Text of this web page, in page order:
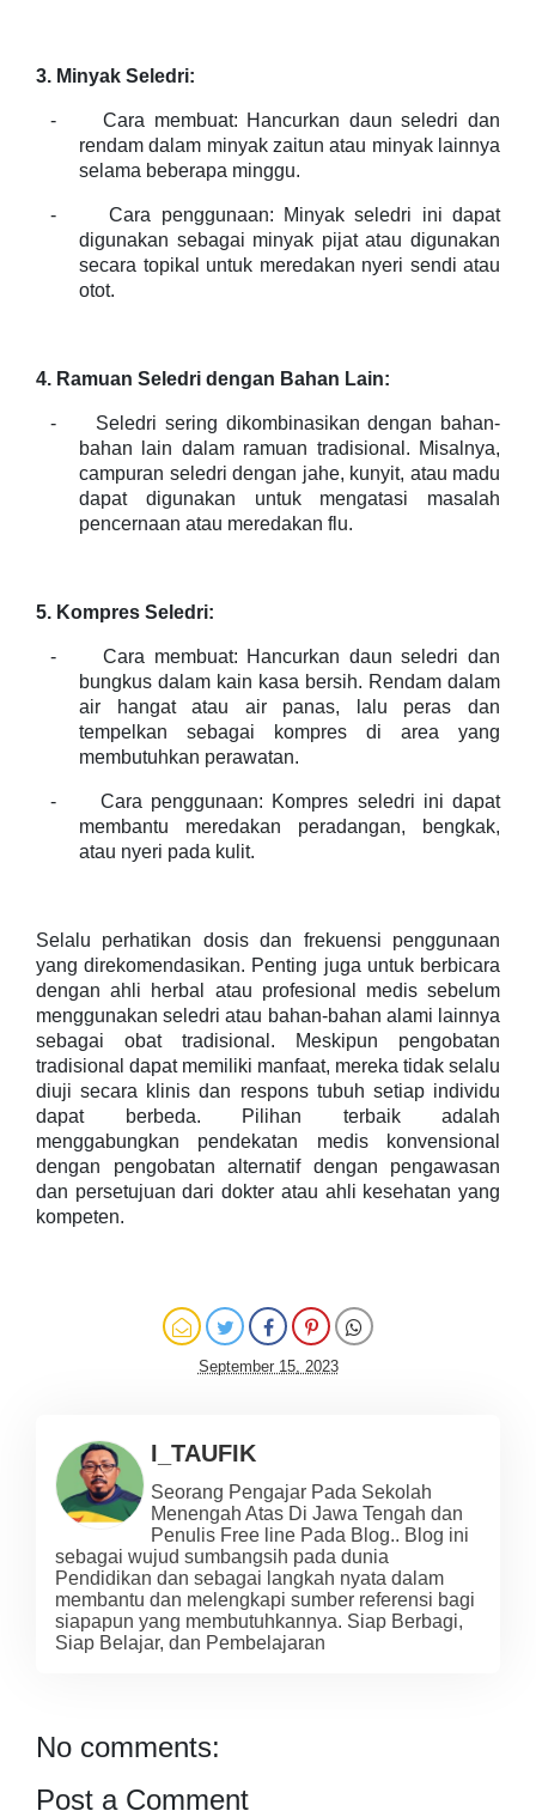
3. Minyak Seledri:
-
Cara membuat: Hancurkan daun seledri dan
rendam dalam minyak zaitun atau minyak lainnya
selama beberapa minggu.
-
Cara penggunaan: Minyak seledri ini dapat
digunakan sebagai minyak pijat atau digunakan
secara topikal untuk meredakan nyeri sendi atau
otot.
4. Ramuan Seledri dengan Bahan Lain:
-
Seledri sering dikombinasikan dengan bahan-
bahan lain dalam ramuan tradisional. Misalnya,
campuran seledri dengan jahe, kunyit, atau madu
dapat digunakan untuk mengatasi masalah
pencernaan atau meredakan flu.
5. Kompres Seledri:
-
Cara membuat: Hancurkan daun seledri dan
bungkus dalam kain kasa bersih. Rendam dalam
air hangat atau air panas, lalu peras dan
tempelkan sebagai kompres di area yang
membutuhkan perawatan.
-
Cara penggunaan: Kompres seledri ini dapat
membantu meredakan peradangan, bengkak,
atau nyeri pada kulit.
Selalu perhatikan dosis dan frekuensi penggunaan
yang direkomendasikan. Penting juga untuk berbicara
dengan ahli herbal atau profesional medis sebelum
menggunakan seledri atau bahan-bahan alami lainnya
sebagai obat tradisional. Meskipun pengobatan
tradisional dapat memiliki manfaat, mereka tidak selalu
diuji secara klinis dan respons tubuh setiap individu
dapat berbeda. Pilihan terbaik adalah
menggabungkan pendekatan medis konvensional
dengan pengobatan alternatif dengan pengawasan
dan persetujuan dari dokter atau ahli kesehatan yang
kompeten.
September 15, 2023
I_TAUFIK
Seorang Pengajar Pada Sekolah
Menengah Atas Di Jawa Tengah dan
Penulis Free line Pada Blog.. Blog ini
sebagai wujud sumbangsih pada dunia
Pendidikan dan sebagai langkah nyata dalam
membantu dan melengkapi sumber referensi bagi
siapapun yang membutuhkannya. Siap Berbagi,
Siap Belajar, dan Pembelajaran
No comments:
Post a Comment